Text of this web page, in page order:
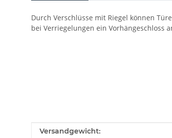
Durch Verschlüsse mit Riegel können
bei Verriegelungen ein Vorhängeschloss
Produkteigenschaft
Wert
Versandgewicht: